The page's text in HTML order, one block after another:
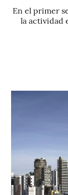
En el primer
la actividad